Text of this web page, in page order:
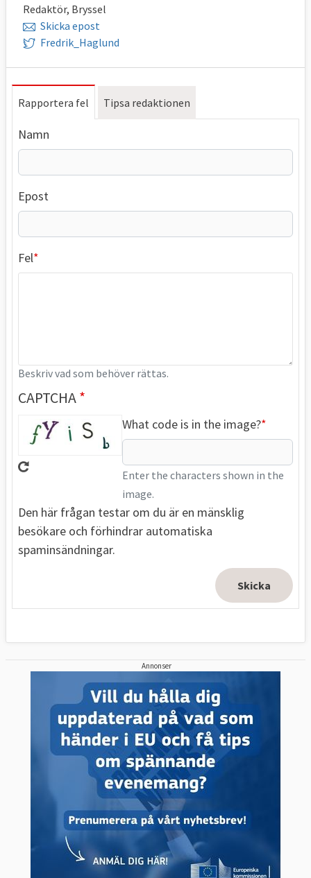
Redaktör, Bryssel
Skicka epost
Fredrik_Haglund
Rapportera fel Tipsa redaktionen
Namn
Epost
Fel
Beskriv vad som behöver rättas.
CAPTCHA
What code is in the image?
Enter the characters shown in the
image.
Den här frågan testar om du är en mänsklig
besökare och förhindrar automatiska
spaminsändningar.
Annonser